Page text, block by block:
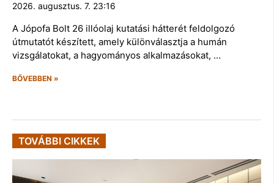
2026. augusztus. 7. 23:16
A Jópofa Bolt 26 illóolaj kutatási hátterét feldolgozó
útmutatót készített, amely különválasztja a humán
vizsgálatokat, a hagyományos alkalmazásokat, …
BŐVEBBEN »
TOVÁBBI CIKKEK